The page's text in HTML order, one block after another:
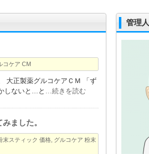
コケア CM
大正製薬グルコケアＣＭ 「ず
しないと…と
…続きを読む
ました。
末スティック 価格, グルコケア 粉末
管理人